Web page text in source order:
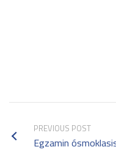
PREVIOUS POST
Egzamin